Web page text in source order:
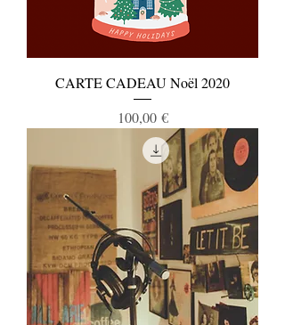
CARTE CADEAU Noël 2020
Prix
100,00 €